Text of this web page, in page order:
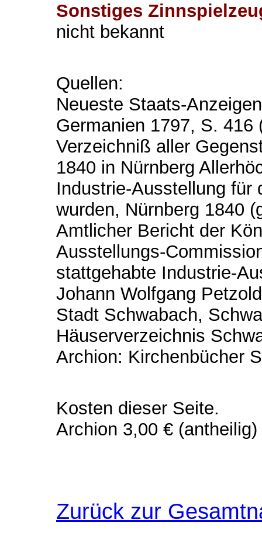
Sonstiges
nicht bekannt
Quellen:
Neueste Staats-
Germanien 1797, S. 416
Verzeichniß aller
1840 in Nürnberg
Industrie-Ausstellung für
wurden, Nürnberg 1840
Amtlicher Bericht der
Ausstellungs-
stattgehabte Industrie-
Johann Wolfgang
Stadt Schwabach,
Häuserverzeichnis
Archion: Kirchenbücher
Kosten dieser Seite.
Archion 3,00 € (antheilig)
Zurück zur